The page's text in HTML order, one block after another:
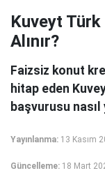
Kuveyt Türk
Alınır?
Faizsiz konut
hitap eden
başvurusu nasıl
Yayınlanma: 13 Kasım
Güncelleme: 18 Mart